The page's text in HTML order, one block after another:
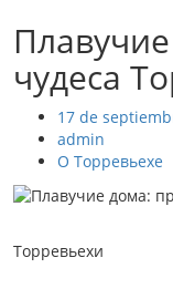
чудеса
17 de
admin
О Торревьехе
Торревьехи